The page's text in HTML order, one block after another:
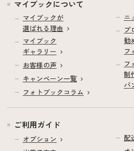
マイブックについて
マイブックが
選ばれる理由
マイブック
ギャラリー
お客様の声
キャンペーン一覧
フォトブックコラム
ニ
プ
勧
フ
フ
制
パ
ご利用ガイド
オプション
配